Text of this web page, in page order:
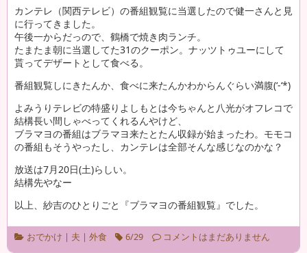
カンテレ（関西テレビ）の番組観覧に当選したので健一さんと見
に行ってきました。
午後一からだっので、鶴橋で焼き肉ランチ。
たまたま朝に当選してた31のクーポン。ナッツトゥユーにして
貰ってデザートとして食べる。
番組観覧しにきたんか、食べに来たんかわからんぐらい満腹(‘-‘*)
よみうりテレビの特盛りよしもとは今ちゃんと八光がオフレコで
結構長い間しゃべってくれるんやけど、
ブラマヨの番組はブラマヨ来たとたん収録が始まったわ。モモコ
の番組もそうやったし、カンテレは全部そんな感じなのかな？
放送は7月20日(土)らしい。
結構先やなー
以上、紗吉のひとりごと『ブラマヨの番組観覧』でした。
おでかけ | 夫 | 外食 6/29 コメントはまだありません